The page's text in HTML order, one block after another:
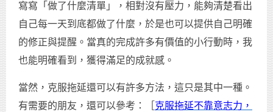
寫寫「做了什麼清單」，相對沒有壓力，能夠清楚看出
自己每一天到底都做了什麼，於是也可以提供自己明確
的修正與提醒。當真的完成許多有價值的小行動時，我
也能明確看到，獲得滿足的成就感。
當然，克服拖延還可以有許多方法，這只是其中一種。
有需要的朋友，還可以參考：［ 克服拖延不靠意志力，